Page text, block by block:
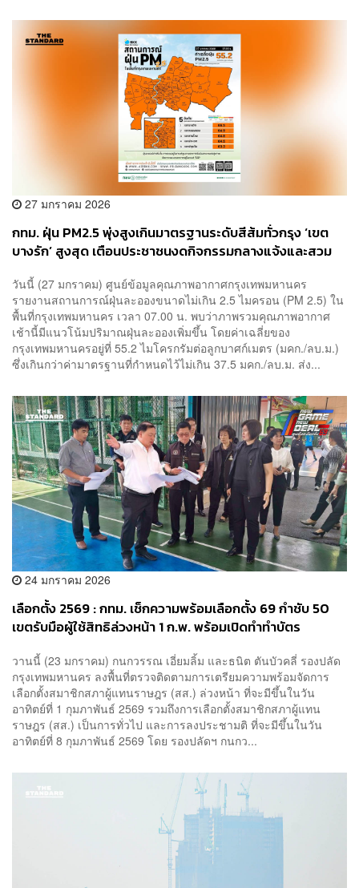
27 มกราคม 2026
กทม. ฝุ่น PM2.5 พุ่งสูงเกินมาตรฐานระดับสีส้มทั่วกรุง ‘เขต
บางรัก’ สูงสุด เตือนประชาชนงดกิจกรรมกลางแจ้งและสวม
วันนี้ (27 มกราคม) ศูนย์ข้อมูลคุณภาพอากาศกรุงเทพมหานคร
รายงานสถานการณ์ฝุ่นละอองขนาดไม่เกิน 2.5 ไมครอน (PM 2.5) ใน
พื้นที่กรุงเทพมหานคร เวลา 07.00 น. พบว่าภาพรวมคุณภาพอากาศ
เช้านี้มีแนวโน้มปริมาณฝุ่นละอองเพิ่มขึ้น โดยค่าเฉลี่ยของ
กรุงเทพมหานครอยู่ที่ 55.2 ไมโครกรัมต่อลูกบาศก์เมตร (มคก./ลบ.ม.)
ซึ่งเกินกว่าค่ามาตรฐานที่กำหนดไว้ไม่เกิน 37.5 มคก./ลบ.ม. ส่ง...
24 มกราคม 2026
เลือกตั้ง 2569 : กทม. เช็กความพร้อมเลือกตั้ง 69 กำชับ 50
เขตรับมือผู้ใช้สิทธิล่วงหน้า 1 ก.พ. พร้อมเปิดทำทำบัตร
​วานนี้ (23 มกราคม) กนกวรรณ เอี่ยมลิ้ม และธนิต ตันบัวคลี่ รองปลัด
กรุงเทพมหานคร ลงพื้นที่ตรวจติดตามการเตรียมความพร้อมจัดการ
เลือกตั้งสมาชิกสภาผู้แทนราษฎร (สส.) ล่วงหน้า ที่จะมีขึ้นในวัน
อาทิตย์ที่ 1 กุมภาพันธ์ 2569 รวมถึงการเลือกตั้งสมาชิกสภาผู้แทน
ราษฎร (สส.) เป็นการทั่วไป และการลงประชามติ ที่จะมีขึ้นในวัน
อาทิตย์ที่ 8 กุมภาพันธ์ 2569 โดย รองปลัดฯ กนกว...